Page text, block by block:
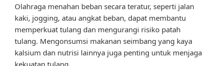
Olahraga menahan beban secara teratur, seperti jalan
kaki, jogging, atau angkat beban, dapat membantu
memperkuat tulang dan mengurangi risiko patah
tulang. Mengonsumsi makanan seimbang yang kaya
kalsium dan nutrisi lainnya juga penting untuk menjaga
kekuatan tulang.